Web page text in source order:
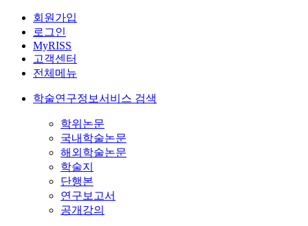
회원가입
로그인
MyRISS
고객센터
전체메뉴
학술연구정보서비스 검색
학위논문
국내학술논문
해외학술논문
학술지
단행본
연구보고서
공개강의